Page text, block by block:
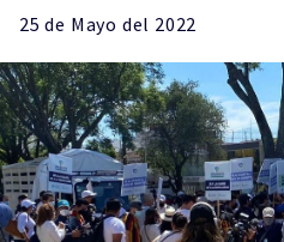
25 de Mayo del 2022